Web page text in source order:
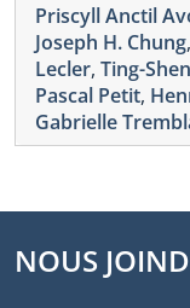
Priscyll Anctil
Joseph H. Chung,
Lecler, Ting-
Pascal Petit,
Gabrielle
NOUS